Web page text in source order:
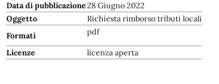
Data di pubblicazione28 Giugno 2022
Oggetto
Richiesta rimborso tributi locali
Formati
pdf
Licenze licenza aperta